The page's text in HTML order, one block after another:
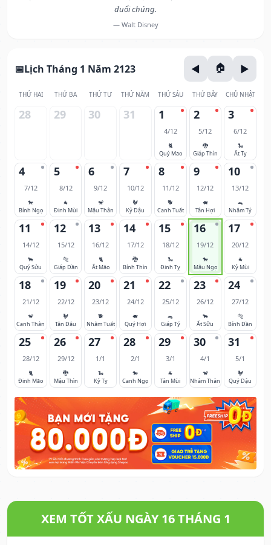
đuổi chúng.
— Walt Disney
Lịch Tháng 1 Năm 2123
THỨ HAI THỨ BA THỨ TƯ THỨ NĂM THỨ SÁU THỨ BẢY CHỦ NHẬT
28 29 30 31 1
4/12
🐈
Quý Mão
2
5/12
🐉
Giáp Thìn
3
6/12
🐍
Ất Tỵ
4
7/12
🐎
Bính Ngọ
5
8/12
🐐
Đinh Mùi
6
9/12
🐒
Mậu Thân
7
10/12
🐓
Kỷ Dậu
8
11/12
🐕
Canh Tuất
9
12/12
🐖
Tân Hợi
10
13/12
🐀
Nhâm Tý
11
14/12
🐂
Quý Sửu
12
15/12
🐅
Giáp Dần
13
16/12
🐈
Ất Mão
14
17/12
🐉
Bính Thìn
15
18/12
🐍
Đinh Tỵ
16
19/12
🐎
Mậu Ngọ
17
20/12
🐐
Kỷ Mùi
18
21/12
🐒
Canh Thân
19
22/12
🐓
Tân Dậu
20
23/12
🐕
Nhâm Tuất
21
24/12
🐖
Quý Hợi
22
25/12
🐀
Giáp Tý
23
26/12
🐂
Ất Sửu
24
27/12
🐅
Bính Dần
25
28/12
🐈
Đinh Mão
26
29/12
🐉
Mậu Thìn
27
1/1
🐍
Kỷ Tỵ
28
2/1
🐎
Canh Ngọ
29
3/1
🐐
Tân Mùi
30
4/1
🐒
Nhâm Thân
31
5/1
🐓
Quý Dậu
XEM TỐT XẤU NGÀY 16 THÁNG 1